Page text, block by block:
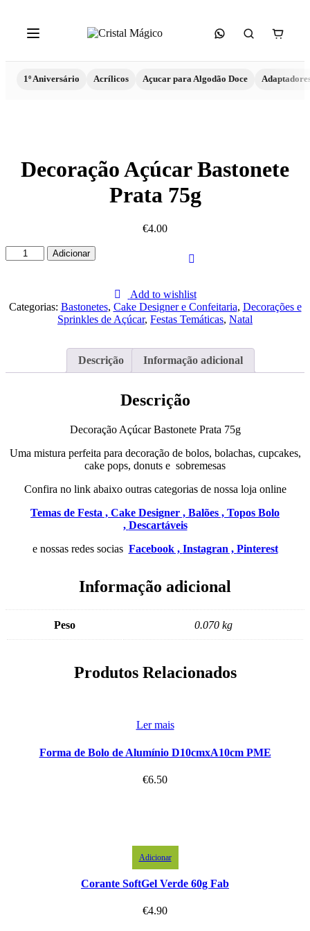
1º Aniversário Acrílicos Açucar para Algodão Doce
Decoração Açúcar Bastonete
Prata 75g
€4.00
Quantidade
de
Bastonete
Prata
Adicionar
Add to wishlist
Categorias: Bastonetes, Cake Designer e Confeitaria, Decorações e
Sprinkles de Açúcar, Festas Temáticas, Natal
Descrição Informação adicional
Descrição
Decoração Açúcar Bastonete Prata 75g
Uma mistura perfeita para decoração de bolos, bolachas, cupcakes,
cake pops, donuts e sobremesas
Confira no link abaixo outras categorias de nossa loja online
Temas de Festa , Cake Designer , Balões , Topos Bolo
, Descartáveis
e nossas redes socias Facebook , Instagran , Pinterest
Informação adicional
Peso 0.070 kg
Produtos Relacionados
Ler mais
Forma de Bolo de Alumínio D10cmxA10cm PME
€6.50
Adicionar
Corante SoftGel Verde 60g Fab
€4.90